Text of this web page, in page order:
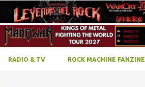
RADIO & TV ROCK MACHINE FANZINE